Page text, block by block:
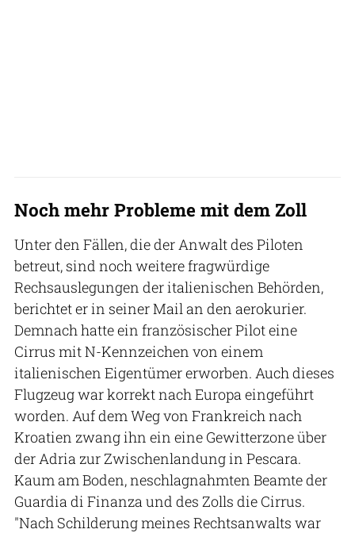
Noch mehr Probleme mit dem Zoll
Unter den Fällen, die der Anwalt des Piloten
betreut, sind noch weitere fragwürdige
Rechsauslegungen der italienischen Behörden,
berichtet er in seiner Mail an den aerokurier.
Demnach hatte ein französischer Pilot eine
Cirrus mit N-Kennzeichen von einem
italienischen Eigentümer erworben. Auch dieses
Flugzeug war korrekt nach Europa eingeführt
worden. Auf dem Weg von Frankreich nach
Kroatien zwang ihn ein eine Gewitterzone über
der Adria zur Zwischenlandung in Pescara.
Kaum am Boden, neschlagnahmten Beamte der
Guardia di Finanza und des Zolls die Cirrus.
"Nach Schilderung meines Rechtsanwalts war